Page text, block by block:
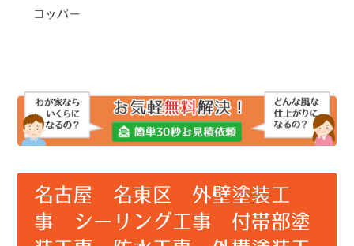
コッパー
名古屋 名東区 外壁塗装工
事 シーリング工事 付帯部塗